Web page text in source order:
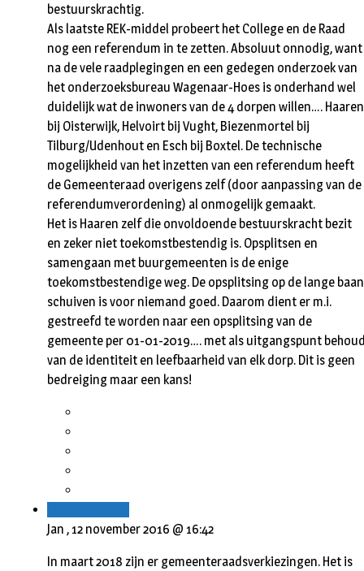
bestuurskrachtig.
Als laatste REK-middel probeert het College en de Raad
nog een referendum in te zetten. Absoluut onnodig, want
na de vele raadplegingen en een gedegen onderzoek van
het onderzoeksbureau Wagenaar-Hoes is onderhand wel
duidelijk wat de inwoners van de 4 dorpen willen…. Haaren
bij Oisterwijk, Helvoirt bij Vught, Biezenmortel bij
Tilburg/Udenhout en Esch bij Boxtel. De technische
mogelijkheid van het inzetten van een referendum heeft
de Gemeenteraad overigens zelf (door aanpassing van de
referendumverordening) al onmogelijk gemaakt.
Het is Haaren zelf die onvoldoende bestuurskracht bezit
en zeker niet toekomstbestendig is. Opsplitsen en
samengaan met buurgemeenten is de enige
toekomstbestendige weg. De opsplitsing op de lange baan
schuiven is voor niemand goed. Daarom dient er m.i.
gestreefd te worden naar een opsplitsing van de
gemeente per 01-01-2019…. met als uitgangspunt
van de identiteit en leefbaarheid van elk dorp. Dit is geen
bedreiging maar een kans!
Jan ,12 november 2016 @ 16:42
In maart 2018 zijn er gemeenteraadsverkiezingen. Het is